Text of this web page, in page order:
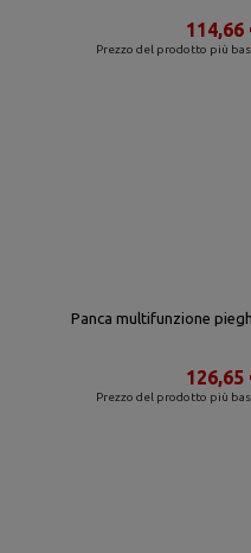
Prezzo del prodotto più
114,66
Panca multifunzione
Prezzo del prodotto più
126,65